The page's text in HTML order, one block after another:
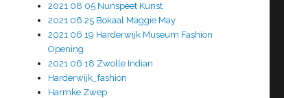
2021 08 05 Nunspeet Kunst
2021 06 25 Bokaal Maggie May
2021 06 19 Harderwijk Museum Fashion
Opening
2021 06 18 Zwolle Indian
Harderwijk_fashion
Harmke Zwep